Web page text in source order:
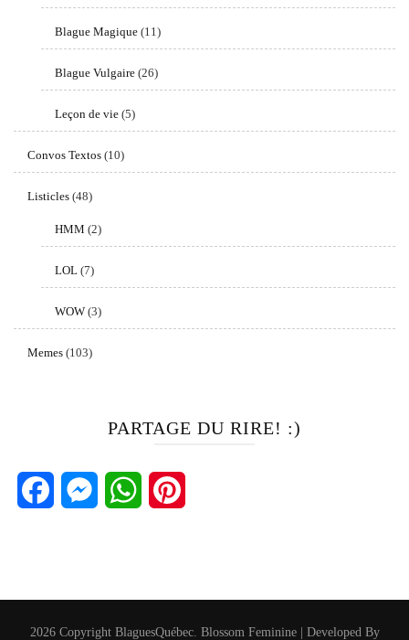
Blague Magique (11)
Blague Vulgaire (26)
Leçon de vie (5)
Convos Textos (10)
Listicles (48)
HMM (2)
LOL (7)
WOW (3)
Memes (103)
PARTAGE DU RIRE! :)
2026 Copyright BlaguesQuébec. Blossom Feminine | Developed By